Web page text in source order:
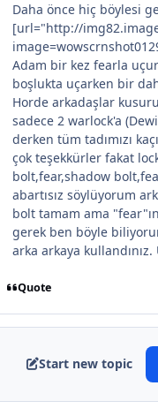
Daha önce hiç böylesi
[url="http://
Adam bir kez fearla
boşlukta uçarken bir
Horde arkadaşlar
sadece 2 warlock'a
derken tüm tadımızı
çok teşekkürler fakat
bolt,fear,shadow
abartısız söylüyorum
bolt tamam ama
gerek ben böyle
arka arkaya kullandınız.
Quote
Start new topic